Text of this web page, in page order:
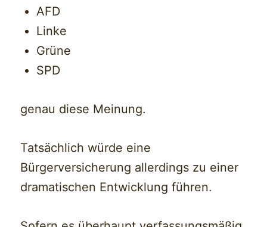
AFD
Linke
Grüne
SPD
genau diese Meinung.
Tatsächlich würde eine
Bürgerversicherung allerdings zu einer
dramatischen Entwicklung führen.